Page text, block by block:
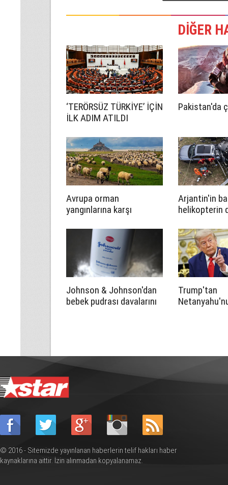
DİĞER
‘TERÖRSÜZ TÜRKİYE’ İÇİN
İLK ADIM ATILDI
Pakistan'da
Avrupa orman
yangınlarına karşı
koyunlarda arıyor
Arjantin'in
helikopterin
Johnson & Johnson'dan
bebek pudrası davalarını
Trump'tan
© 2016 - Sitemizde yayınlanan haberlerin telif hakları haber
kaynaklarına aittir. İzin alınmadan kopyalanamaz.